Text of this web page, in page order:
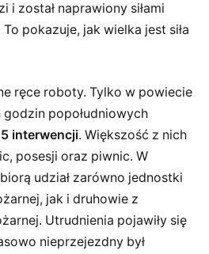
i został naprawiony siłami
pokazuje, jak wielka jest siła
ręce roboty. Tylko w powiecie
popołudniowych
interwencji. Większość z nich
posesji oraz piwnic. W
udział zarówno jednostki
jak i druhowie z
Utrudnienia pojawiły się
nieprzejezdny był